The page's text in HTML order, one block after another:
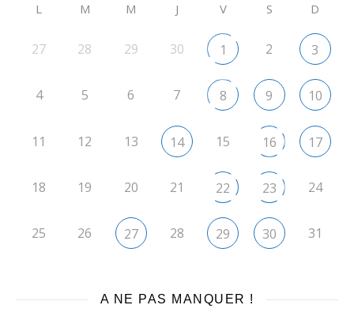
L M M J V S D
27 28 29 30 1 2 3
4 5 6 7 8 9 10
11 12 13 14 15 16 17
18 19 20 21 22 23 24
25 26 27 28 29 30 31
A NE PAS MANQUER !